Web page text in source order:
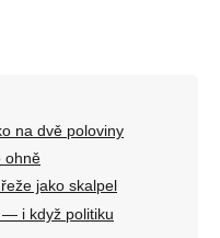
na dvě poloviny
ohně
jako skalpel
i když politiku